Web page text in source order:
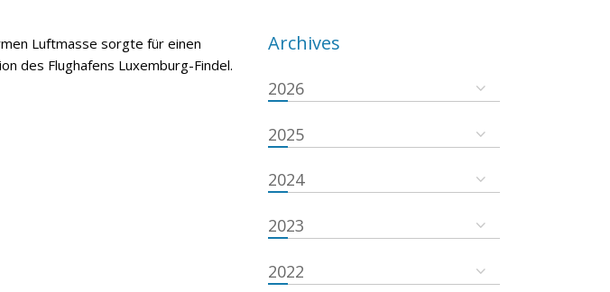
Luftmasse sorgte für einen
des Flughafens Luxemburg-Findel.
Archives
2026
2025
2024
2023
2022